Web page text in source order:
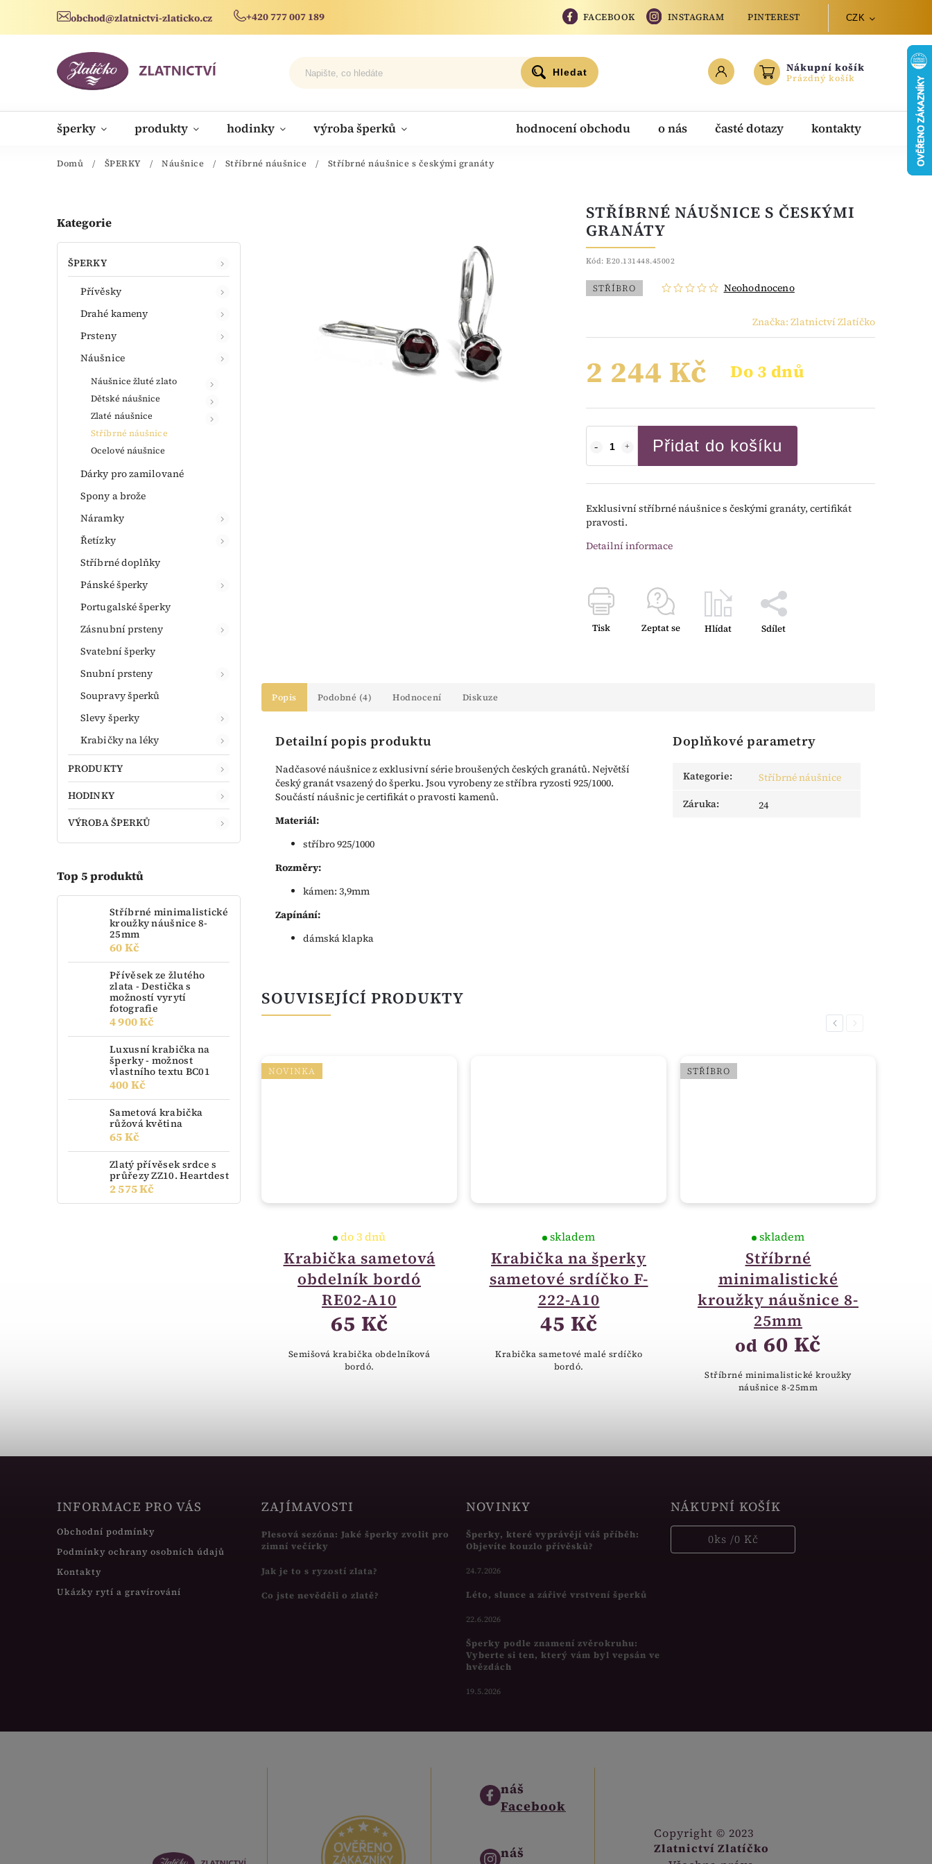
obchod@zlatnictvi-zlaticko.cz +420 777 007 189 FACEBOOK INSTAGRAM PINTEREST CZK
Hledat Nákupní košík
Prázdný košík
šperky produkty hodinky výroba šperků hodnocení obchodu o nás časté dotazy kontakty
novinky
Domů / ŠPERKY / Náušnice / Stříbrné náušnice / Stříbrné náušnice s českými granáty
Kategorie
ŠPERKY
Přívěsky
Drahé kameny
Prsteny
Náušnice
Náušnice žluté zlato
Dětské náušnice
Zlaté náušnice
Stříbrné náušnice
Ocelové náušnice
Dárky pro zamilované
Spony a brože
Náramky
Řetízky
Stříbrné doplňky
Pánské šperky
Portugalské šperky
Zásnubní prsteny
Svatební šperky
Snubní prsteny
Soupravy šperků
Slevy šperky
Krabičky na léky
PRODUKTY
HODINKY
VÝROBA ŠPERKŮ
Top 5 produktů
Stříbrné minimalistické
kroužky náušnice 8-
25mm
60 Kč
Přívěsek ze žlutého
zlata - Destička s
možností vyrytí
fotografie
4 900 Kč
Luxusní krabička na
šperky - možnost
vlastního textu BC01
400 Kč
Sametová krabička
růžová květina
65 Kč
Zlatý přívěsek srdce s
průřezy ZZ10. Heartdest
2 575 Kč
STŘÍBRNÉ NÁUŠNICE S ČESKÝMI
GRANÁTY
Kód: E20.131448.45002
STŘÍBRO Neohodnoceno
Značka: Zlatnictví Zlatíčko
2 244 Kč Do 3 dnů
Přidat do košíku
Exklusivní stříbrné náušnice s českými granáty, certifikát
pravosti.
Detailní informace
Tisk Zeptat se Hlídat Sdílet
Popis Podobné (4) Hodnocení Diskuze
Detailní popis produktu
Nadčasové náušnice z exklusivní série broušených českých granátů. Největší
český granát vsazený do šperku. Jsou vyrobeny ze stříbra ryzosti 925/1000.
Součástí náušnic je certifikát o pravosti kamenů.
Materiál:
stříbro 925/1000
Rozměry:
kámen: 3,9mm
Zapínání:
dámská klapka
Doplňkové parametry
Kategorie:
Stříbrné náušnice
Záruka: 24
SOUVISEJÍCÍ PRODUKTY
Previous
NOVINKA
Krabička sametová
obdelník bordó
RE02-A10
do 3 dnů
65 Kč
Semišová krabička obdelníková
bordó.
Krabička na šperky
sametové srdíčko F-
222-A10
skladem
45 Kč
Krabička sametové malé srdíčko
bordó.
STŘÍBRO
Stříbrné
minimalistické
kroužky náušnice 8-
25mm
skladem
od 60 Kč
Stříbrné minimalistické kroužky
náušnice 8-25mm
Next
INFORMACE PRO VÁS
Obchodní podmínky
Podmínky ochrany osobních údajů
Kontakty
Ukázky rytí a gravírování
ZAJÍMAVOSTI
Plesová sezóna: Jaké šperky zvolit pro
zimní večírky
Jak je to s ryzostí zlata?
Co jste nevěděli o zlatě?
NOVINKY
Šperky, které vyprávějí váš příběh:
Objevíte kouzlo přívěsků?
24.7.2026
Léto, slunce a zářivé vrstvení šperků
22.6.2026
Šperky podle znamení zvěrokruhu:
Vyberte si ten, který vám byl vepsán ve
hvězdách
19.5.2026
NÁKUPNÍ KOŠÍK
0ks /0 Kč
náš
Facebook
náš
Copyright © 2023
Zlatnictví Zlatíčko